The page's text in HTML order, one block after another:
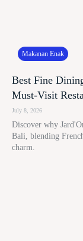
Makanan Enak
Best Fine
Must-Visit
July 8, 2026
Discover why
Bali, blending
charm.